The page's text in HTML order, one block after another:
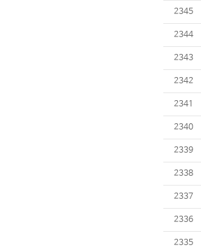
2345
2344
2343
2342
2341
2340
2339
2338
2337
2336
2335